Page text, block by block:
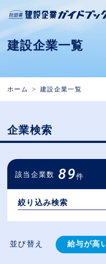
建設企業一覧
ホーム 建設企業一覧
企業検索
該当企業数 89件
絞り込み検索
並び替え 給与が高